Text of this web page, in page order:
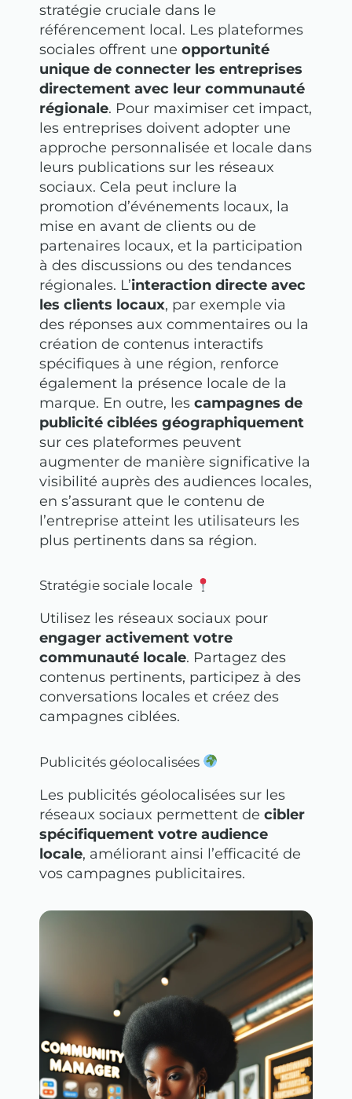
stratégie cruciale dans le
référencement local. Les plateformes
sociales offrent une opportunité
unique de connecter les entreprises
directement avec leur communauté
régionale. Pour maximiser cet impact,
les entreprises doivent adopter une
approche personnalisée et locale dans
leurs publications sur les réseaux
sociaux. Cela peut inclure la
promotion d’événements locaux, la
mise en avant de clients ou de
partenaires locaux, et la participation
à des discussions ou des tendances
régionales. L’interaction directe avec
les clients locaux, par exemple via
des réponses aux commentaires ou la
création de contenus interactifs
spécifiques à une région, renforce
également la présence locale de la
marque. En outre, les campagnes de
publicité ciblées géographiquement
sur ces plateformes peuvent
augmenter de manière significative la
visibilité auprès des audiences locales,
en s’assurant que le contenu de
l’entreprise atteint les utilisateurs les
plus pertinents dans sa région.
Stratégie sociale locale
Utilisez les réseaux sociaux pour
engager activement votre
communauté locale. Partagez des
contenus pertinents, participez à des
conversations locales et créez des
campagnes ciblées.
Publicités géolocalisées
Les publicités géolocalisées sur les
réseaux sociaux permettent de cibler
spécifiquement votre audience
locale, améliorant ainsi l’efficacité de
vos campagnes publicitaires.